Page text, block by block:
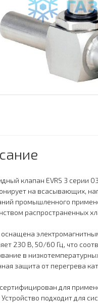
клапан EVRS 3 серии
на всасывающих,
промышленного
распространенных
230 В, 50/60 Гц, что
в
защита от перегрева
для
подходит для